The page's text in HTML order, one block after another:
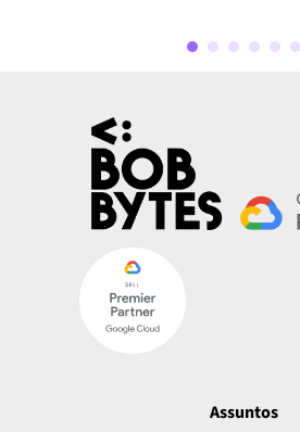
Assuntos